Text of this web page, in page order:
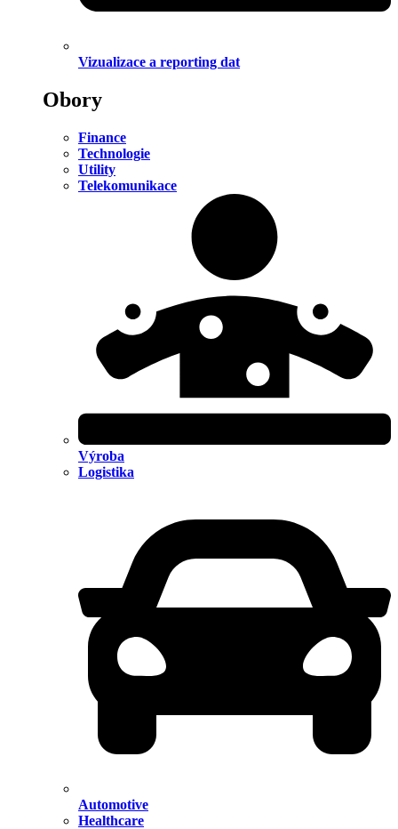
Vizualizace a reporting dat
Obory
Finance
Technologie
Utility
Telekomunikace
Výroba
Logistika
Automotive
Healthcare